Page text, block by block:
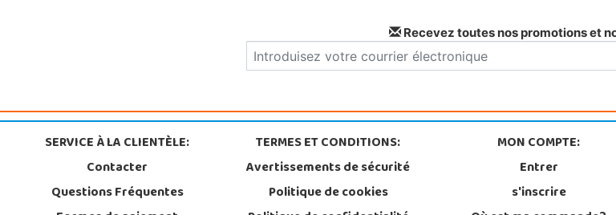
Recevez toutes nos promotions et
SERVICE À LA CLIENTÈLE:
Contacter
Questions Fréquentes
TERMES ET CONDITIONS:
Avertissements de sécurité
Politique de cookies
MON COMPTE:
Entrer
s'inscrire